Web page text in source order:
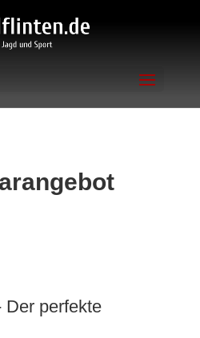
Der perfekte